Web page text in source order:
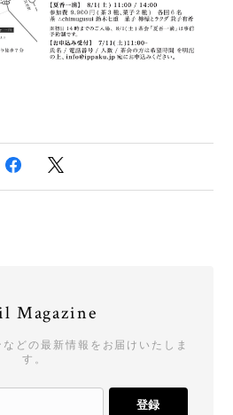
Magazine
どの最新情報をお届けいたしま
す。
登録